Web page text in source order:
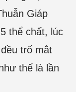
Giáp
thể chất, lúc
trố mắt
thế là lần